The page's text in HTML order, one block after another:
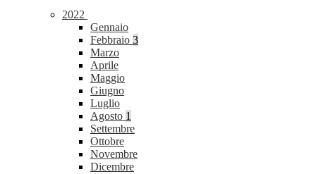
2022
Gennaio
Febbraio 3
Marzo
Aprile
Maggio
Giugno
Luglio
Agosto 1
Settembre
Ottobre
Novembre
Dicembre